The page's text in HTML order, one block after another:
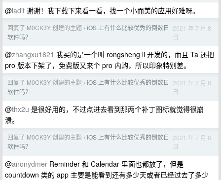
@ladit 谢谢！我下载下来看一看，找一个小而美的应用好难呀。
回复了 M0CK3Y 创建的主题 › iOS 上有什么比较优秀的倒数日
软件吗？
2021 年 7 月 8
日
@zhangxu1621 我买的是一个叫 rongsheng li 开发的，而且 Ta 还把
pro 版本下架了，免费版又来个 pro 内购，所以印象特别差。
回复了 M0CK3Y 创建的主题 › iOS 上有什么比较优秀的倒数日
软件吗？
2021 年 7 月 8
日
@thx2u 是很好用的，不过点进去看到那两个补丁图标就觉得很崩
溃。
回复了 M0CK3Y 创建的主题 › iOS 上有什么比较优秀的倒数日
软件吗？
2021 年 7 月 8
日
@anonydmer Reminder 和 Calendar 里面也都放了，但是
countdown 类的 app 主要是能看到还有多少天或者已经过去了多少